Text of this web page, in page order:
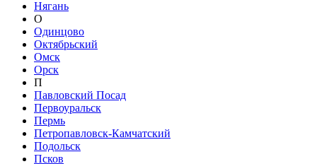
Нягань
О
Одинцово
Октябрьский
Омск
Орск
П
Павловский Посад
Первоуральск
Пермь
Петропавловск-Камчатский
Подольск
Псков